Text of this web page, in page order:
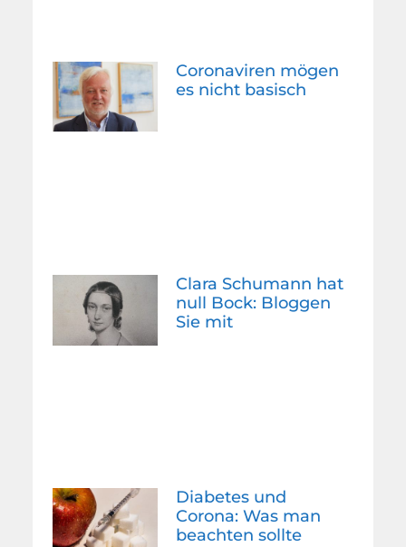
Coronaviren mögen
es nicht basisch
Clara Schumann hat
null Bock: Bloggen
Sie mit
Diabetes und
Corona: Was man
beachten sollte